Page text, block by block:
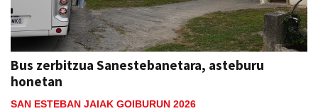
Bus zerbitzua Sanestebanetara, asteburu
honetan
SAN ESTEBAN JAIAK GOIBURUN 2026